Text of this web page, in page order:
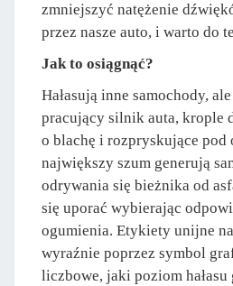
zmniejszyć natężenie
przez nasze auto, i warto do
Jak to osiągnąć?
Hałasują inne samochody,
pracujący silnik auta, krople
o blachę i rozpryskujące pod
największy szum generują
odrywania się bieżnika od
się uporać wybierając
ogumienia. Etykiety unijne
wyraźnie poprzez symbol
liczbowe, jaki poziom hałasu